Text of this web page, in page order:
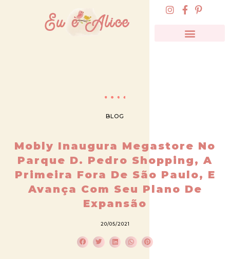
BLOG
Mobly Inaugura Megastore No
Parque D. Pedro Shopping, A
Primeira Fora De São Paulo, E
Avança Com Seu Plano De
Expansão
20/05/2021